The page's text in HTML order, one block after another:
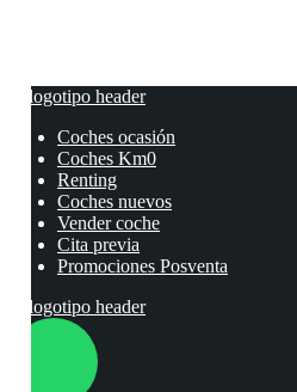
Coches ocasión
Coches Km0
Renting
Coches nuevos
Vender coche
Cita previa
Promociones Posventa